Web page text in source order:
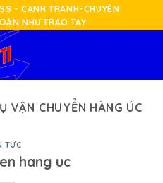
- CẠNH TRANH-CHUYÊN
NHƯ TRAO TAY
VẬN CHUYỂN HÀNG ÚC
TỨC
hang uc